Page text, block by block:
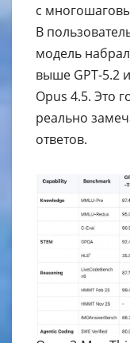
с
В
модель
выше GPT-5.2
Opus 4.5. Это
реально
ответов.